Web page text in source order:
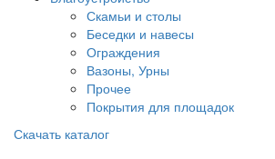
Скамьи и столы
Беседки и навесы
Ограждения
Вазоны, Урны
Прочее
Покрытия для площадок
Скачать каталог